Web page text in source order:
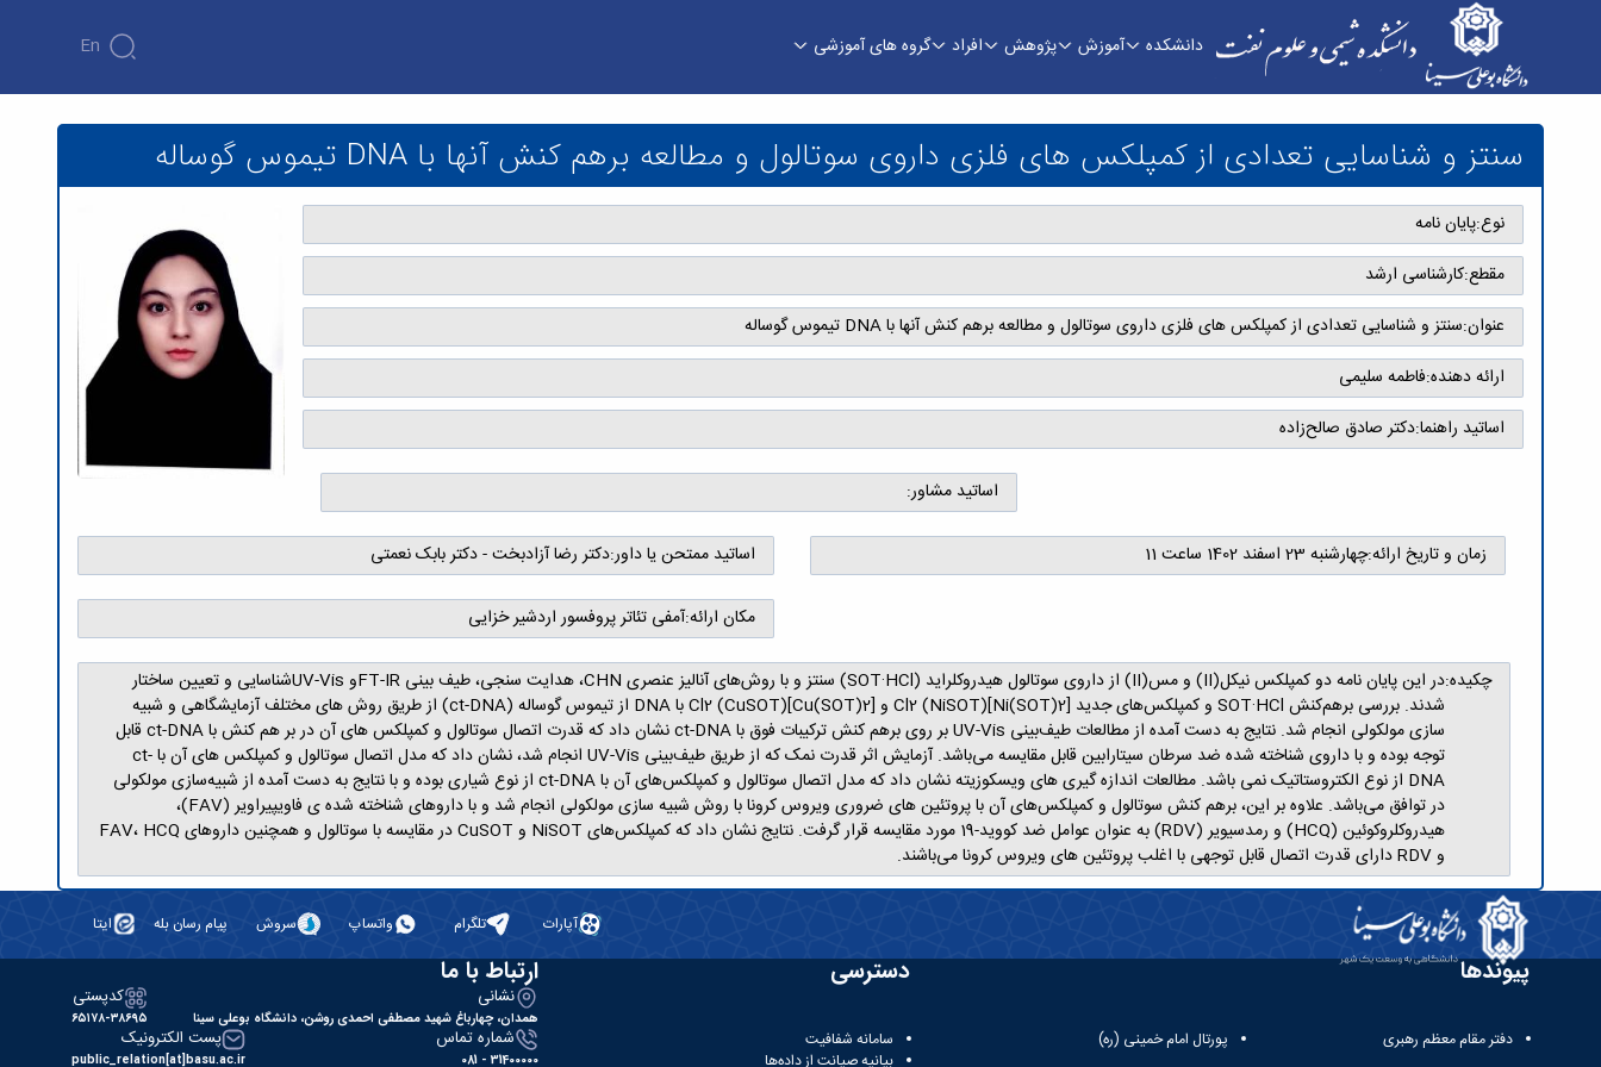
دانشکده آموزش پژوهش افراد گروه های آموزشی En
سنتز و شناسایی تعدادی از کمپلکس های فلزی داروی سوتالول و مطالعه برهم کنش آنها با DNA تیموس گوساله
نوع:پایان نامه
مقطع:کارشناسی ارشد
عنوان:سنتز و شناسایی تعدادی از کمپلکس های فلزی داروی سوتالول و مطالعه برهم کنش آنها با DNA تیموس گوساله
ارائه دهنده:فاطمه سلیمی
اساتید راهنما:دکتر صادق صالح‌زاده
اساتید مشاور:
اساتید ممتحن یا داور:دکتر رضا آزادبخت - دکتر بابک نعمتی زمان و تاریخ ارائه:چهارشنبه 23 اسفند 1402 ساعت 11
مکان ارائه:آمفی تئاتر پروفسور اردشیر خزایی
چکیده:
در این پایان نامه دو کمپلکس نیکل(II) و مس(II) از داروی سوتالول هیدروکلراید (SOT·HCl) سنتز و با روش‌های آنالیز عنصری CHN، هدایت سنجی، طیف بینی FT-IRو UV-Visشناسایی و تعیین ساختار
شدند. بررسی برهم‌کنش SOT·HCl و کمپلکس‌های جدید [Ni(SOT)2]Cl2 (NiSOT) و [Cu(SOT)2]Cl2 (CuSOT) با DNA از تیموس گوساله (ct-DNA) از طریق روش های مختلف آزمایشگاهی و شبیه
سازی مولکولی انجام شد. نتایج به دست آمده از مطالعات طیف‌بینی UV-Vis بر روی برهم کنش ترکیبات فوق با ct-DNA نشان داد که قدرت اتصال سوتالول و کمپلکس های آن در بر هم کنش با ct-DNA قابل
توجه بوده و با داروی شناخته شده ضد سرطان سیتارابین قابل مقایسه می‌باشد. آزمایش اثر قدرت نمک که از طریق طیف‌بینی UV-Vis انجام شد، نشان داد که مدل اتصال سوتالول و کمپلکس های آن با ct-
DNA از نوع الکتروستاتیک نمی باشد. مطالعات اندازه گیری های ویسکوزیته نشان داد که مدل اتصال سوتالول و کمپلکس‌های آن با ct-DNA از نوع شیاری بوده و با نتایج به دست آمده از شبیه‌سازی مولکولی
در توافق می‌باشد. علاوه بر این، برهم کنش سوتالول و کمپلکس‌های آن با پروتئین های ضروری ویروس کرونا با روش شبیه سازی مولکولی انجام شد و با داروهای شناخته شده ی فاویپیراویر (FAV)،
هیدروکلروکوئین (HCQ) و رمدسیویر (RDV) به عنوان عوامل ضد کووید-19 مورد مقایسه قرار گرفت. نتایج نشان داد که کمپلکس‌های NiSOT و CuSOT در مقایسه با سوتالول و همچنین داروهای FAV، HCQ
و RDV دارای قدرت اتصال قابل توجهی با اغلب پروتئین های ویروس کرونا می‌باشند.
آپارات تلگرام واتساپ سروش پیام رسان بله ایتا
پیوندها
دفتر مقام معظم رهبری پورتال امام خمینی (ره)
دسترسی
سامانه شفافیت
بیانیه صیانت از داده‌ها
ارتباط با ما
نشانی
همدان، چهارباغ شهید مصطفی احمدی روشن، دانشگاه بوعلی سینا
کدپستی
۶۵۱۷۸-۳۸۶۹۵
شماره تماس
31400000 - 081
پست الکترونیک
public_relation[at]basu.ac.ir